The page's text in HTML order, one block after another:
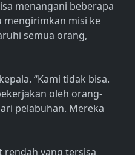
menangani beberapa
mengirimkan misi ke
semua orang,
“Kami tidak bisa.
oleh orang-
pelabuhan. Mereka
rendah yang tersisa